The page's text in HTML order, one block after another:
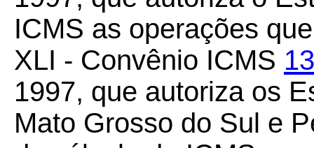
ICMS as operações
XLI - Convênio ICMS
1997, que autoriza os
Mato Grosso do Sul e